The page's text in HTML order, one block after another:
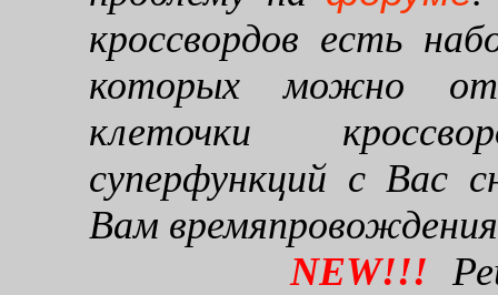
кроссвордов есть
которых можно
клеточки
суперфункций с Вас
Вам
NEW!!!